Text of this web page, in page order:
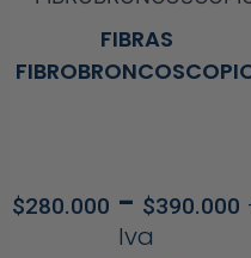
FIBRAS
$280.000 - $390.000
Iva